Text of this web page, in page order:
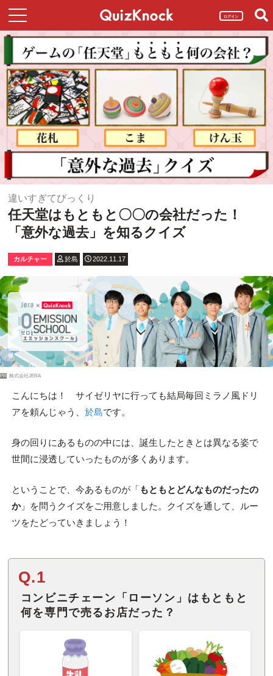
ログイン
違いすぎてびっくり
任天堂はもともと〇〇の会社だった！
「意外な過去」を知るクイズ
カルチャー 於島 2022.11.17
PR 株式会社JERA
こんにちは！ サイゼリヤに行っても結局毎回ミラノ風ドリ
アを頼んじゃう、 於島です。
身の回りにあるものの中には、誕生したときとは異なる姿で
世間に浸透していったものが多くあります。
ということで、今あるものが「もともとどんなものだったの
か」を問うクイズをご用意しました。クイズを通して、ルー
ツをたどっていきましょう！
Q.1
コンビニチェーン「ローソン」はもともと
何を専門で売るお店だった？